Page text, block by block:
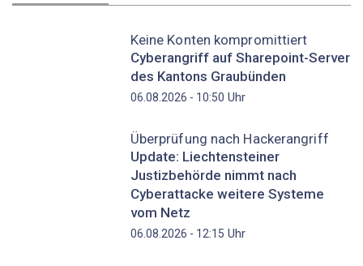
Keine Konten kompromittiert
Cyberangriff auf Sharepoint-Server
des Kantons Graubünden
06.08.2026 - 10:50 Uhr
Überprüfung nach Hackerangriff
Update: Liechtensteiner
Justizbehörde nimmt nach
Cyberattacke weitere Systeme
vom Netz
06.08.2026 - 12:15 Uhr